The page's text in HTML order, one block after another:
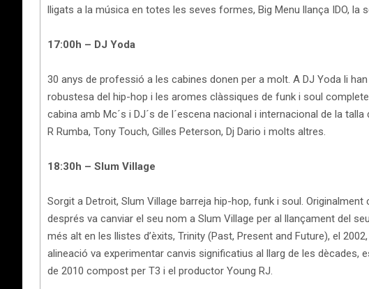
lligats a la música en totes les seves formes, Big Menu llança IDO, la
17:00h – DJ Yoda
30 anys de professió a les cabines donen per a molt. A DJ Yoda li
robustesa del hip-hop i les aromes clàssiques de funk i soul
cabina amb Mc´s i DJ´s de l´escena nacional i internacional de la
R Rumba, Tony Touch, Gilles Peterson, Dj Dario i molts altres.
18:30h – Slum Village
Sorgit a Detroit, Slum Village barreja hip-hop, funk i soul.
després va canviar el seu nom a Slum Village per al llançament del
més alt en les llistes d’èxits, Trinity (Past, Present and Future), el
alineació va experimentar canvis significatius al llarg de les dècades,
de 2010 compost per T3 i el productor Young RJ.